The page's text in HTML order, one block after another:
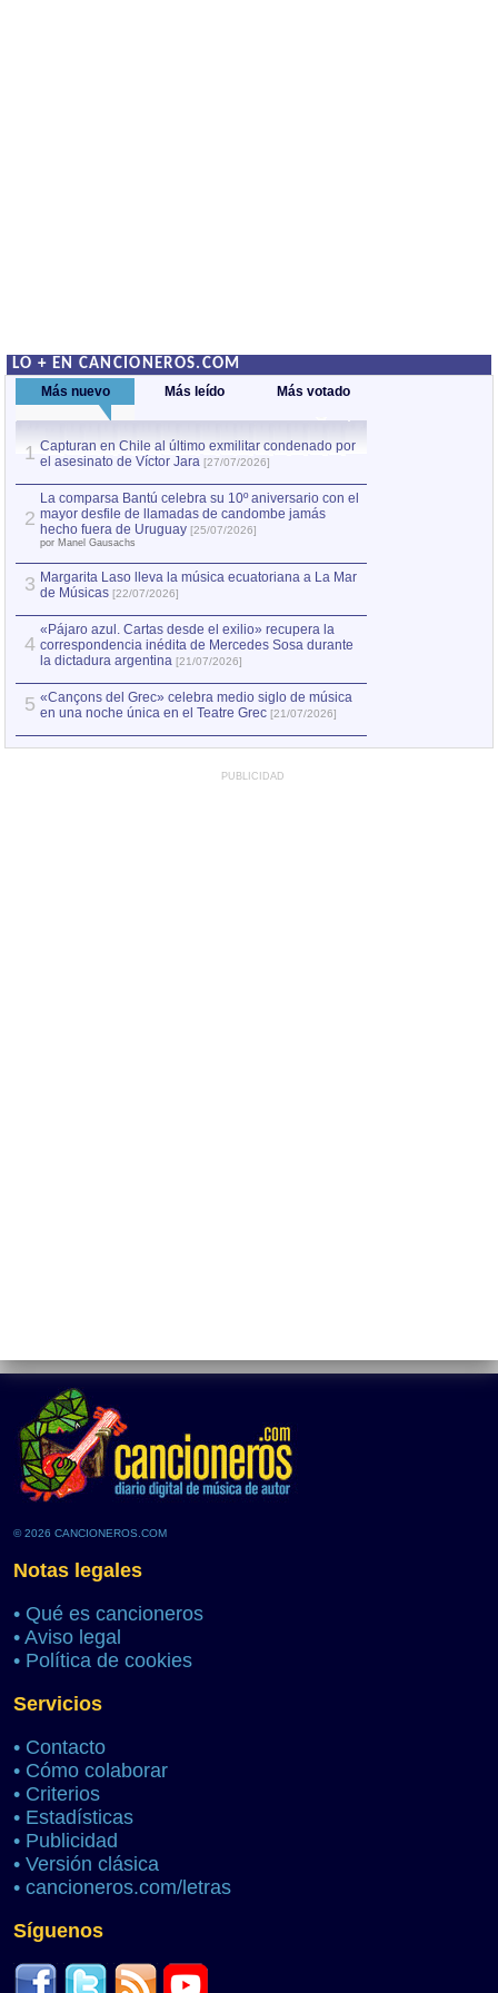
LO + EN CANCIONEROS.COM
Más nuevo Más leído Más votado
1 Capturan en Chile al último exmilitar condenado por
el asesinato de Víctor Jara [27/07/2026]
2
La comparsa Bantú celebra su 10º aniversario con el
mayor desfile de llamadas de candombe jamás
hecho fuera de Uruguay [25/07/2026]
por Manel Gausachs
3 Margarita Laso lleva la música ecuatoriana a La Mar
de Músicas [22/07/2026]
4
«Pájaro azul. Cartas desde el exilio» recupera la
correspondencia inédita de Mercedes Sosa durante
la dictadura argentina [21/07/2026]
5 «Cançons del Grec» celebra medio siglo de música
en una noche única en el Teatre Grec [21/07/2026]
PUBLICIDAD
© 2026 CANCIONEROS.COM
Notas legales
• Qué es cancioneros
• Aviso legal
• Política de cookies
Servicios
• Contacto
• Cómo colaborar
• Criterios
• Estadísticas
• Publicidad
• Versión clásica
• cancioneros.com/letras
Síguenos